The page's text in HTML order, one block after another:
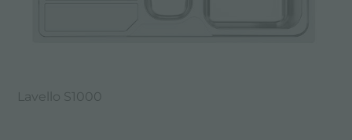
Lavello S1000